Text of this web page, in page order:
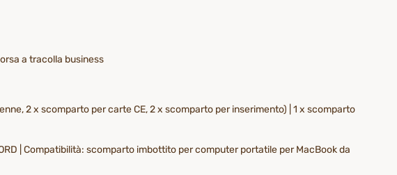
a tracolla business
2 x scomparto per carte CE, 2 x scomparto per inserimento) | 1 x scomparto
| Compatibilità: scomparto imbottito per computer portatile per MacBook da